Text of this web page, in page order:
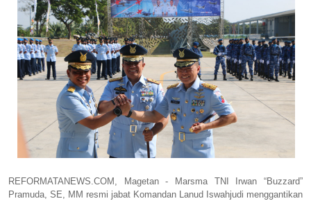
REFORMATANEWS.COM, Magetan - Marsma TNI Irwan “Buzzard”
Pramuda, SE, MM resmi jabat Komandan Lanud Iswahjudi menggantikan